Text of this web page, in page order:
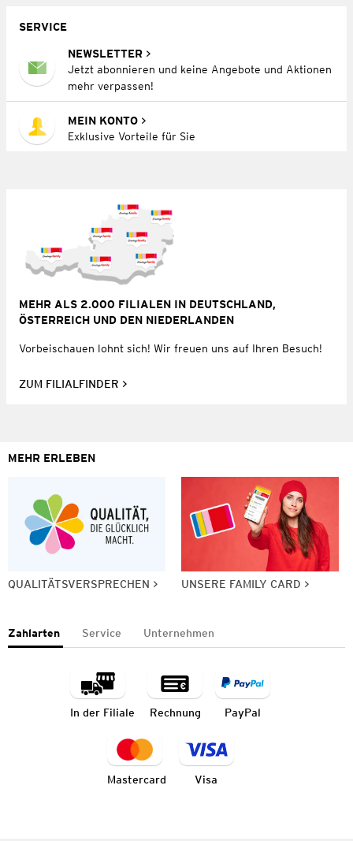
SERVICE
NEWSLETTER
Jetzt abonnieren und keine Angebote und Aktionen
mehr verpassen!
MEIN KONTO
Exklusive Vorteile für Sie
MEHR ALS 2.000 FILIALEN IN DEUTSCHLAND,
ÖSTERREICH UND DEN NIEDERLANDEN
Vorbeischauen lohnt sich! Wir freuen uns auf Ihren Besuch!
ZUM FILIALFINDER
MEHR ERLEBEN
QUALITÄTSVERSPRECHEN UNSERE FAMILY CARD
Zahlarten Service Unternehmen
In der Filiale Rechnung PayPal
Mastercard Visa